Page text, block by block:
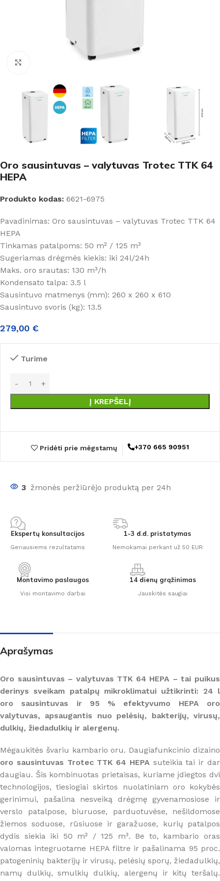
Oro sausintuvas – valytuvas Trotec TTK 64
HEPA
Produkto kodas: 6621-6975
Pavadinimas: Oro sausintuvas – valytuvas Trotec TTK 64
HEPA
Tinkamas patalpoms: 50 m² / 125 m³
Sugeriamas drėgmės kiekis: iki 24l/24h
Maks. oro srautas: 130 m³/h
Kondensato talpa: 3.5 l
Sausintuvo matmenys (mm): 260 x 260 x 610
Sausintuvo svoris (kg): 13.5
279,00 €
Turime
Į KREPŠELĮ
Pridėti prie mėgstamų +370 665 90951
3 žmonės peržiūrėjo produktą per 24h
Ekspertų konsultacijos
Geriausiems rezultatams
1-3 d.d. pristatymas
Nemokamai perkant už 50 EUR
Montavimo paslaugos
Visi montavimo darbai
14 dienų grąžinimas
Jauskitės saugiai
Aprašymas
Oro sausintuvas – valytuvas TTK 64 HEPA – tai puikus
derinys sveikam patalpų mikroklimatui užtikrinti: 24 l
oro sausintuvas ir 95 % efektyvumo HEPA oro
valytuvas, apsaugantis nuo pelėsių, bakterijų, virusų,
dulkių, žiedadulkių ir alergenų.
Mėgaukitės švariu kambario oru. Daugiafunkcinio dizaino
oro sausintuvas Trotec TTK 64 HEPAsuteikia tai ir dar
daugiau. Šis kombinuotas prietaisas, kuriame įdiegtos dvi
technologijos, tiesiogiai skirtos nuolatiniam oro kokybės
gerinimui, pašalina nesveiką drėgmę gyvenamosiose ir
verslo patalpose, biuruose, parduotuvėse, nešildomose
žiemos soduose, rūsiuose ir garažuose, kurių patalpos
dydis siekia iki 50 m² / 125 m³. Be to, kambario oras
valomas integruotame HEPA filtre ir pašalinama 95 proc.
patogeninių bakterijų ir virusų, pelėsių sporų, žiedadulkių,
namų dulkių, smulkių dulkių, alergenų ir kitų teršalų.